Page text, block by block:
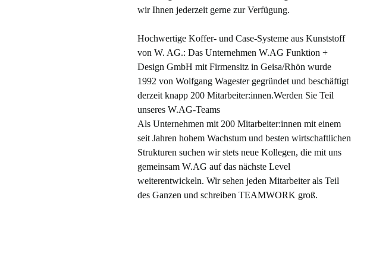
wir Ihnen jederzeit gerne zur Verfügung.
Hochwertige Koffer- und Case-Systeme aus Kunststoff
von W. AG.: Das Unternehmen W.AG Funktion +
Design GmbH mit Firmensitz in Geisa/Rhön wurde
1992 von Wolfgang Wagester gegründet und beschäftigt
derzeit knapp 200 Mitarbeiter:innen.Werden Sie Teil
unseres W.AG-Teams
Als Unternehmen mit 200 Mitarbeiter:innen mit einem
seit Jahren hohem Wachstum und besten wirtschaftlichen
Strukturen suchen wir stets neue Kollegen, die mit uns
gemeinsam W.AG auf das nächste Level
weiterentwickeln. Wir sehen jeden Mitarbeiter als Teil
des Ganzen und schreiben TEAMWORK groß.